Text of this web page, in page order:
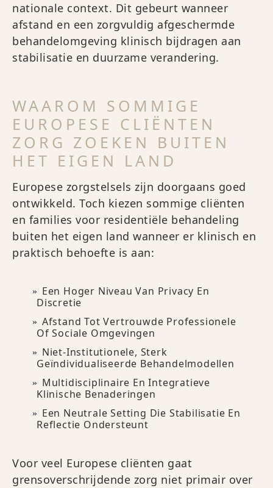
nationale context. Dit gebeurt wanneer
afstand en een zorgvuldig afgeschermde
behandelomgeving klinisch bijdragen aan
stabilisatie en duurzame verandering.
WAAROM SOMMIGE
EUROPESE CLIËNTEN
ZORG ZOEKEN BUITEN
HET EIGEN LAND
Europese zorgstelsels zijn doorgaans goed
ontwikkeld. Toch kiezen sommige cliënten
en families voor residentiële behandeling
buiten het eigen land wanneer er klinisch en
praktisch behoefte is aan:
Een Hoger Niveau Van Privacy En
Discretie
Afstand Tot Vertrouwde Professionele
Of Sociale Omgevingen
Niet-Institutionele, Sterk
Geïndividualiseerde Behandelmodellen
Multidisciplinaire En Integratieve
Klinische Benaderingen
Een Neutrale Setting Die Stabilisatie En
Reflectie Ondersteunt
Voor veel Europese cliënten gaat
grensoverschrijdende zorg niet primair over